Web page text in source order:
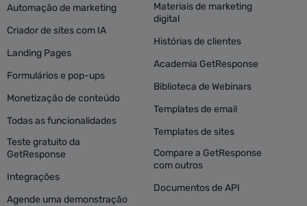
Automação de marketing
Criador de sites com IA
Landing Pages
Formulários e pop-ups
Monetização de conteúdo
Todas as funcionalidades
Teste gratuito da
GetResponse
Integrações
Agende uma demonstração
Materiais de marketing
digital
Histórias de clientes
Academia GetResponse
Biblioteca de Webinars
Templates de email
Templates de sites
Compare a GetResponse
com outros
Documentos de API